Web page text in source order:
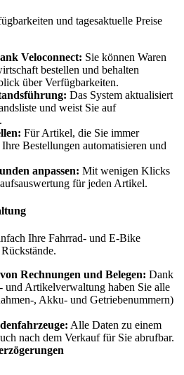
und tagesaktuelle Preise
Veloconnect: Sie können Waren
bestellen und behalten
über Verfügbarkeiten.
Das System aktualisiert
und weist Sie auf
Für Artikel, die Sie immer
Bestellungen automatisieren und
anpassen: Mit wenigen Klicks
für jeden Artikel.
Ihre Fahrrad- und E-Bike
Rechnungen und Belegen: Dank
und Artikelverwaltung haben Sie alle
, Akku- und Getriebenummern)
Alle Daten zu einem
nach dem Verkauf für Sie abrufbar.